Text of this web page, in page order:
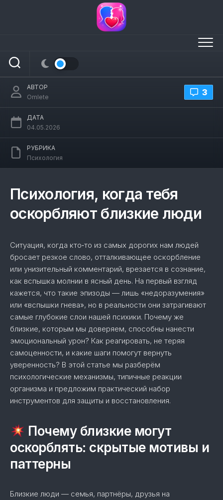
близкие люди
3
АВТОР
Omlete
ДАТА
04.05.2026
РУБРИКА
Психология
Психология, когда тебя
оскорбляют близкие люди
Ситуация, когда кто‑то из самых дорогих нам людей
бросает резкое слово, отталкивающее оскорбление
или унизительный комментарий, врезается в сознание,
как вспышка молнии в ясный день. На первый взгляд
кажется, что такие эпизоды — лишь «недоразумения»
или «вспышки гнева», но в реальности они затрагивают
самые глубокие слои нашей психики. Почему же
близкие, которым мы доверяем, способны нанести
эмоциональный урон? Как реагировать, не теряя
самоценности, и какие шаги помогут вернуть
уверенность? В этой статье мы разберём
психологические механизмы, типичные реакции
организма и предложим практический набор
инструментов для защиты и восстановления.
Почему близкие могут
оскорблять: скрытые мотивы и
паттерны
Близкие люди — семья, партнёры, друзья на